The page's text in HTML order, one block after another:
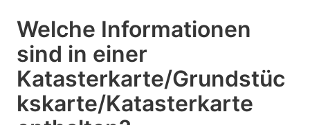
Welche Informationen
sind in einer
Katasterkarte/Grundstüc
kskarte/Katasterkarte